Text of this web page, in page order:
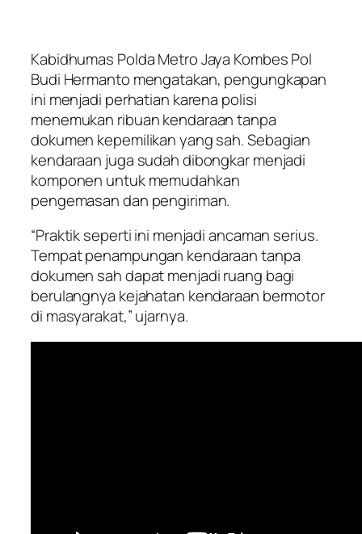
Kabidhumas Polda Metro Jaya Kombes Pol
Budi Hermanto mengatakan, pengungkapan
ini menjadi perhatian karena polisi
menemukan ribuan kendaraan tanpa
dokumen kepemilikan yang sah. Sebagian
kendaraan juga sudah dibongkar menjadi
komponen untuk memudahkan
pengemasan dan pengiriman.
“Praktik seperti ini menjadi ancaman serius.
Tempat penampungan kendaraan tanpa
dokumen sah dapat menjadi ruang bagi
berulangnya kejahatan kendaraan bermotor
di masyarakat,” ujarnya.